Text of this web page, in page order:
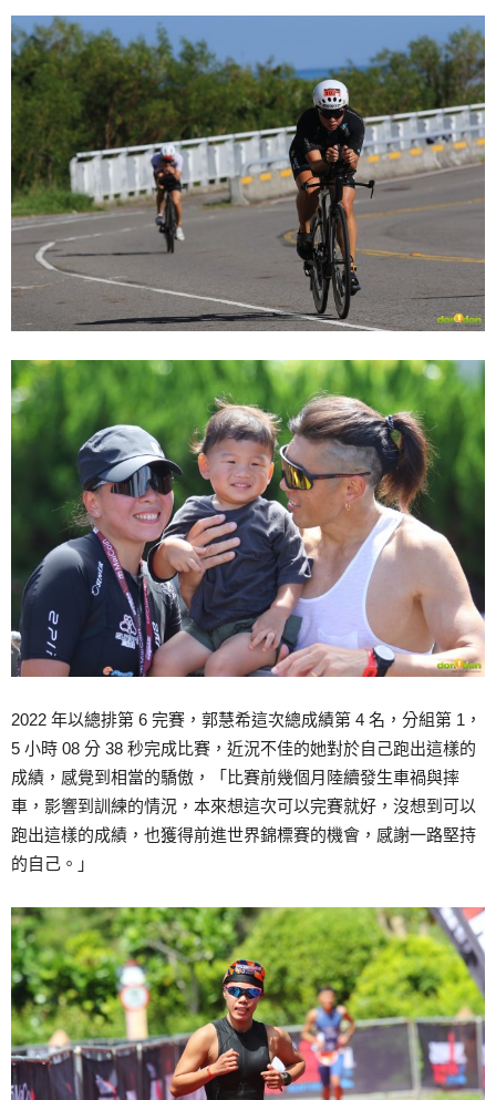
2022 年以總排第 6 完賽，郭慧希這次總成績第 4 名，分組第 1，
5 小時 08 分 38 秒完成比賽，近況不佳的她對於自己跑出這樣的
成績，感覺到相當的驕傲，「比賽前幾個月陸續發生車禍與摔
車，影響到訓練的情況，本來想這次可以完賽就好，沒想到可以
跑出這樣的成績，也獲得前進世界錦標賽的機會，感謝一路堅持
的自己。」